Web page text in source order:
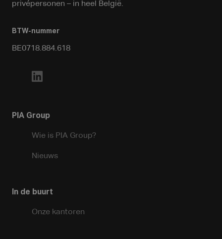
privépersonen – in heel België.
BTW-nummer
BE0718.884.618
PIA Group
Wie is PIA Group?
Nieuws
In de buurt
Onze kantoren